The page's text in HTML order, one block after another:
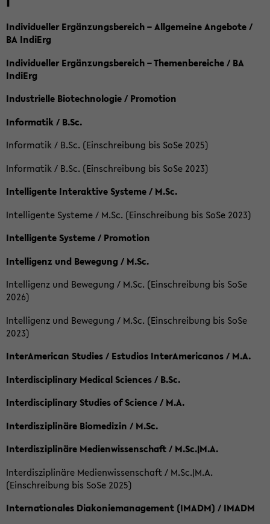
Individueller Ergänzungsbereich – Allgemeine Angebote /
BA IndiErg
Individueller Ergänzungsbereich – Themenbereiche / BA
IndiErg
Industrielle Biotechnologie / Promotion
Informatik / B.Sc.
Informatik / B.Sc. (Einschreibung bis SoSe 2025)
Informatik / B.Sc. (Einschreibung bis SoSe 2023)
Intelligente Interaktive Systeme / M.Sc.
Intelligente Systeme / M.Sc. (Einschreibung bis SoSe 2023)
Intelligente Systeme / Promotion
Intelligenz und Bewegung / M.Sc.
Intelligenz und Bewegung / M.Sc. (Einschreibung bis SoSe
2026)
Intelligenz und Bewegung / M.Sc. (Einschreibung bis SoSe
2023)
InterAmerican Studies / Estudios InterAmericanos / M.A.
Interdisciplinary Medical Sciences / B.Sc.
Interdisciplinary Studies of Science / M.A.
Interdisziplinäre Biomedizin / M.Sc.
Interdisziplinäre Medienwissenschaft / M.Sc.|M.A.
Interdisziplinäre Medienwissenschaft / M.Sc.|M.A.
(Einschreibung bis SoSe 2025)
Internationales Diakoniemanagement (IMADM) / IMADM